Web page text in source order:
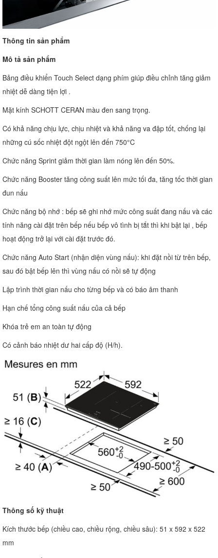
Thông tin sản phẩm
Mô tả sản phẩm
Bảng điều khiển Touch Select dạng phím giúp điều chỉnh tăng giảm
nhiệt dễ dàng tiện lợi .
Mặt kính SCHOTT CERAN màu đen sang trọng.
Có khả năng chịu lực, chịu nhiệt và khả năng va đập tốt, chống lại
những cú sốc nhiệt đột ngột lên đến 750°C
Chức năng Sprint giảm thời gian làm nóng lên đến 50%.
Chức năng Booster tăng công suất lên mức tối đa, tăng tốc thời gian
đun nấu
Chức năng bộ nhớ : bếp sẽ ghi nhớ mức công suất đang nấu và các
tính năng cài đặt trên bếp nếu bếp vô tình bị tắt thì khi bật lại , bếp
hoạt động trở lại với cài đặt trước đó.
Chức năng Auto Start (nhận diện vùng nấu): khi đặt nồi từ trên bếp,
sau đó bật bếp lên thì vùng nấu có nồi sẽ tự động
Lập trình thời gian nấu cho từng bếp và có báo âm thanh
Hạn chế tổng công suất nấu của cả bếp
Khóa trẻ em an toàn tự động
Có cảnh báo nhiệt dư hai cấp độ (H/h).
Thông số kỹ thuật
Kích thước bếp (chiều cao, chiều rộng, chiều sâu): 51 x 592 x 522
mm